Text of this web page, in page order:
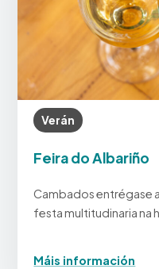
Verán
Feira do Albariño
Cambados entrégase
festa multitudinaria na
Máis información